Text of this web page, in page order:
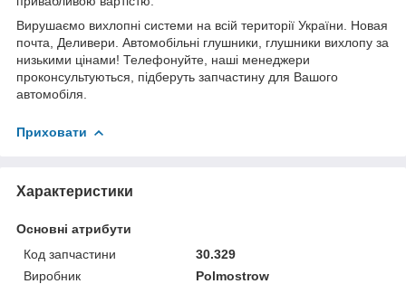
Вирушаємо вихлопні системи на всій території України. Новая
почта, Деливери. Автомобільні глушники, глушники вихлопу за
низькими цінами! Телефонуйте, наші менеджери
проконсультуються, підберуть запчастину для Вашого
автомобіля.
Приховати
Характеристики
Основні атрибути
Код запчастини
30.329
Виробник
Polmostrow